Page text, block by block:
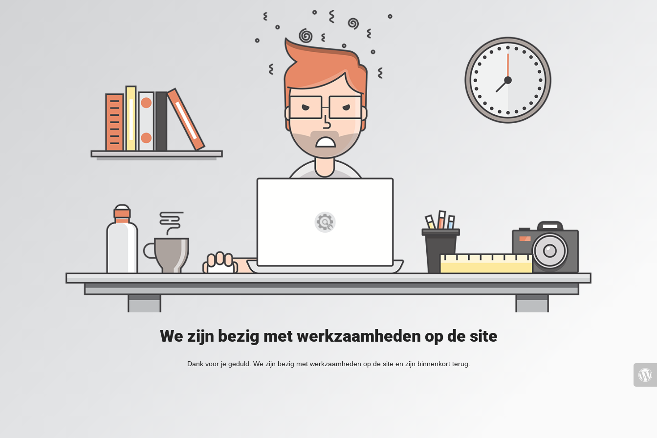
We zijn bezig met werkzaamheden op de site
Dank voor je geduld. We zijn bezig met werkzaamheden op de site en zijn binnenkort terug.